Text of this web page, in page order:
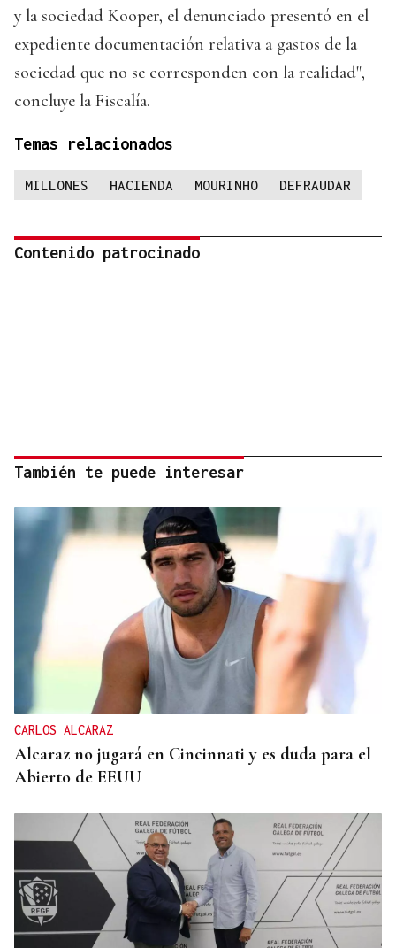
y la sociedad Kooper, el denunciado presentó en el
expediente documentación relativa a gastos de la
sociedad que no se corresponden con la realidad",
concluye la Fiscalía.
Temas relacionados
MILLONES HACIENDA MOURINHO DEFRAUDAR
Contenido patrocinado
También te puede interesar
CARLOS ALCARAZ
Alcaraz no jugará en Cincinnati y es duda para el
Abierto de EEUU